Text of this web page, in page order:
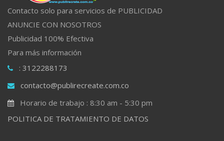
Contacto solo para servicios de PUBLICIDAD
ANUNCIE CON NOSOTROS
Publicidad 100% Efectiva
Para más información
: 3122288173
contacto@publirecreate.com.co
Horario de trabajo : 8:30 am - 5:30 pm
POLITICA DE TRATAMIENTO DE DATOS